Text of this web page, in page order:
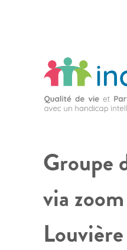
Groupe
via
Louvière